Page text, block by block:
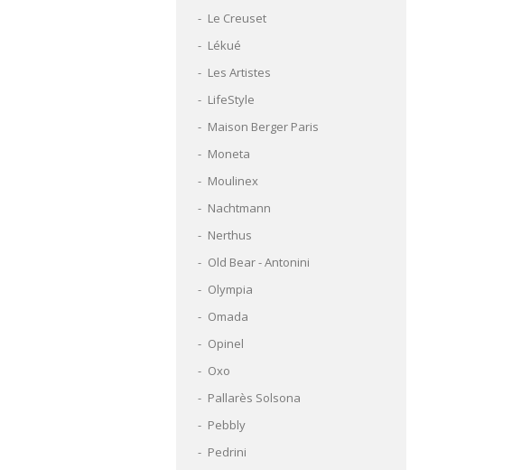
Le Creuset
Lékué
Les Artistes
LifeStyle
Maison Berger Paris
Moneta
Moulinex
Nachtmann
Nerthus
Old Bear - Antonini
Olympia
Omada
Opinel
Oxo
Pallarès Solsona
Pebbly
Pedrini